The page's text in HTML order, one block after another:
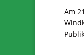
Am